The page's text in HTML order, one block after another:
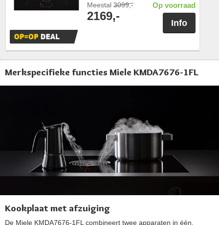
Meestal 3099,-
2169,-
Op voorraad
Info
Merkspecifieke functies Miele KMDA7676-1FL
Kookplaat met afzuiging
De Miele KMDA7676-1FL combineert twee apparaten in één,